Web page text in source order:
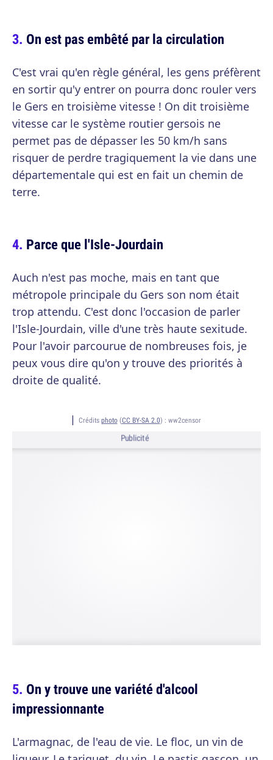
On est pas embêté par la circulation
C'est vrai qu'en règle général, les gens préfèrent
en sortir qu'y entrer on pourra donc rouler vers
le Gers en troisième vitesse ! On dit troisième
vitesse car le système routier gersois ne
permet pas de dépasser les 50 km/h sans
risquer de perdre tragiquement la vie dans une
départementale qui est en fait un chemin de
terre.
Parce que l'Isle-Jourdain
Auch n'est pas moche, mais en tant que
métropole principale du Gers son nom était
trop attendu. C'est donc l'occasion de parler
l'Isle-Jourdain, ville d'une très haute sexitude.
Pour l'avoir parcourue de nombreuses fois, je
peux vous dire qu'on y trouve des priorités à
droite de qualité.
Crédits photo(CC BY-SA 2.0) : ww2censor
Publicité
On y trouve une variété d'alcool
impressionnante
L'armagnac, de l'eau de vie. Le floc, un vin de